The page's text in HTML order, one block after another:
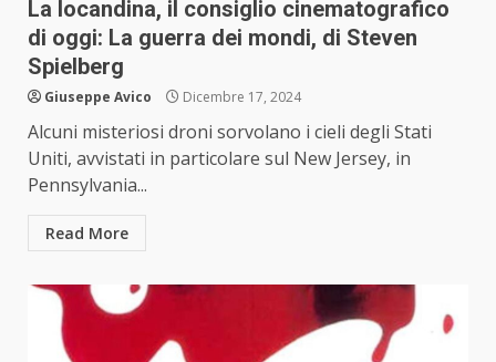
La locandina, il consiglio cinematografico
di oggi: La guerra dei mondi, di Steven
Spielberg
Giuseppe Avico Dicembre 17, 2024
Alcuni misteriosi droni sorvolano i cieli degli Stati
Uniti, avvistati in particolare sul New Jersey, in
Pennsylvania...
Read More